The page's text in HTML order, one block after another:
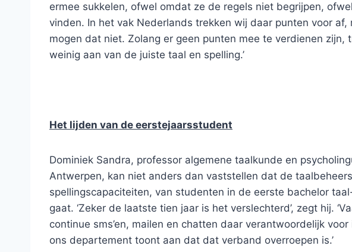
ermee sukkelen, ofwel omdat ze de regels niet begrijpen,
vinden. In het vak Nederlands trekken wij daar punten voor af,
mogen dat niet. Zolang er geen punten mee te verdienen zijn,
weinig aan van de juiste taal en spelling.’
Het lijden van de eerstejaarsstudent
Dominiek Sandra, professor algemene taalkunde en
Antwerpen, kan niet anders dan vaststellen dat de
spellingscapaciteiten, van studenten in de eerste bachelor
gaat. ‘Zeker de laatste tien jaar is het verslechterd’, zegt hij.
continue sms’en, mailen en chatten daar verantwoordelijk
ons departement toont aan dat dat verband overroepen is.’